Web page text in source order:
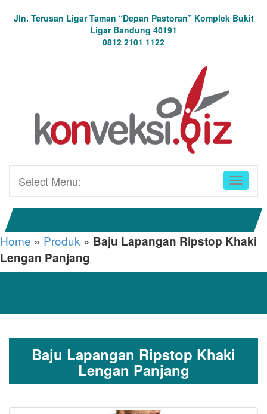
Jln. Terusan Ligar Taman “Depan Pastoran” Komplek Bukit
Ligar Bandung 40191
0812 2101 1122
Select Menu:
Home » Produk » Baju Lapangan Ripstop Khaki
Lengan Panjang
Baju Lapangan Ripstop Khaki
Lengan Panjang